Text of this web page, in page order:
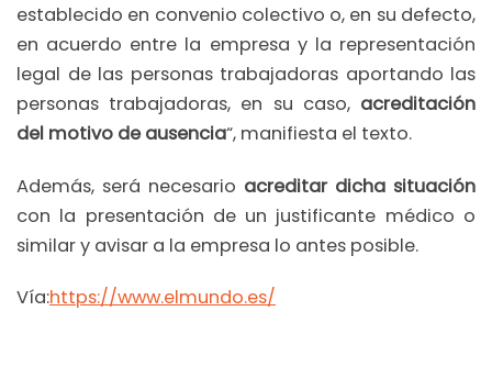
establecido en convenio colectivo o, en su defecto,
en acuerdo entre la empresa y la representación
legal de las personas trabajadoras aportando las
personas trabajadoras, en su caso, acreditación
del motivo de ausencia“, manifiesta el texto.
Además, será necesario acreditar dicha situación
con la presentación de un justificante médico o
similar y avisar a la empresa lo antes posible.
Vía:https://www.elmundo.es/